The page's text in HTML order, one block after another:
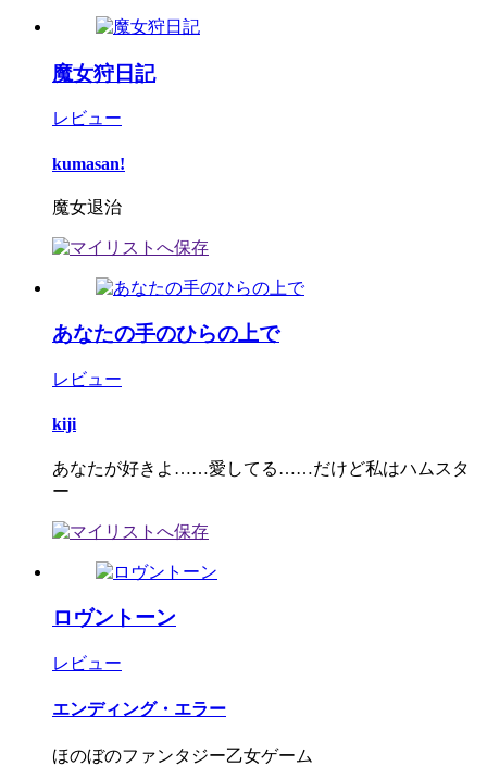
魔女狩日記
レビュー
kumasan!
魔女退治
あなたの手のひらの上で
レビュー
kiji
あなたが好きよ……愛してる……だけど私はハムスタ
ー
ロヴントーン
レビュー
エンディング・エラー
ほのぼのファンタジー乙女ゲーム